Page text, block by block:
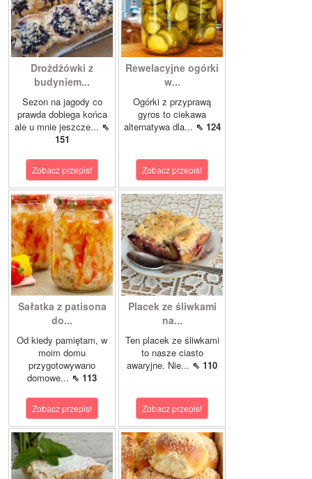
Drożdżówki z
budyniem...
Sezon na jagody co
prawda dobiega końca
ale u mnie jeszcze... ⇖
151
Zobacz przepis!
Rewelacyjne ogórki
w...
Ogórki z przyprawą
gyros to ciekawa
alternatywa dla... ⇖ 124
Zobacz przepis!
Sałatka z patisona
do...
Od kiedy pamiętam, w
moim domu
przygotowywano
domowe... ⇖ 113
Zobacz przepis!
Placek ze śliwkami
na...
Ten placek ze śliwkami
to nasze ciasto
awaryjne. Nie... ⇖ 110
Zobacz przepis!